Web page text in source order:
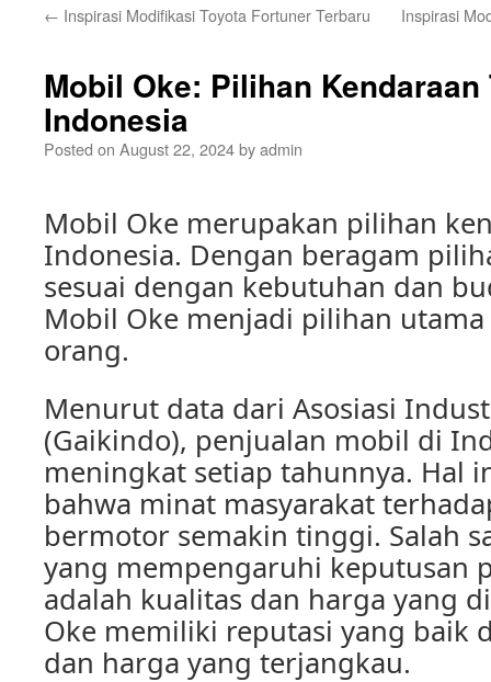
← Inspirasi Modifikasi Toyota Fortuner Terbaru Inspirasi
Mobil Oke: Pilihan
Indonesia
Posted on August 22, 2024byadmin
Mobil Oke merupakan pilihan
Indonesia. Dengan beragam
sesuai dengan kebutuhan dan
Mobil Oke menjadi pilihan
orang.
Menurut data dari Asosiasi
(Gaikindo), penjualan mobil di
meningkat setiap tahunnya. Hal
bahwa minat masyarakat
bermotor semakin tinggi. Salah
yang mempengaruhi keputusan
adalah kualitas dan harga yang
Oke memiliki reputasi yang baik
dan harga yang terjangkau.